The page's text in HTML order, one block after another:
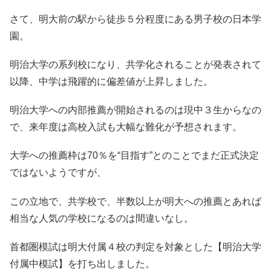
さて、明大前の駅から徒歩５分程度にある男子校の日本学
園。
明治大学の系列校になり、共学化されることが発表されて
以降、中学は飛躍的に偏差値が上昇しました。
明治大学への内部推薦が開始されるのは現中３生からなの
で、来年度は高校入試も大幅な難化が予想されます。
大学への推薦枠は70％を“目指す”とのことでまだ正式決定
ではないようですが、
この立地で、共学校で、半数以上が明大への推薦とあれば
相当な人気の学校になるのは間違いなし。
首都圏模試は明大付属４校の判定を対象とした【明治大学
付属中模試】を打ち出しました。